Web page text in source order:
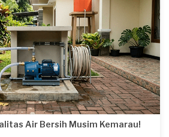
Air Bersih Musim Kemarau!